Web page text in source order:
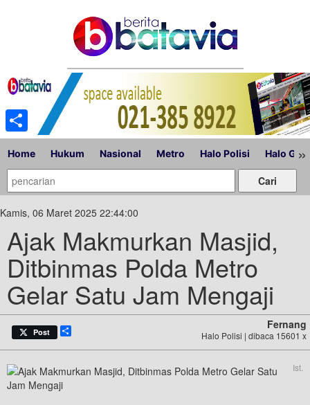
Home Hukum Nasional Metro Halo Polisi Halo »
Kamis, 06 Maret 2025 22:44:00
Ajak Makmurkan Masjid,
Ditbinmas Polda Metro
Gelar Satu Jam Mengaji
Post
Fernang
Halo Polisi | dibaca 15601 x
Ist.
Share